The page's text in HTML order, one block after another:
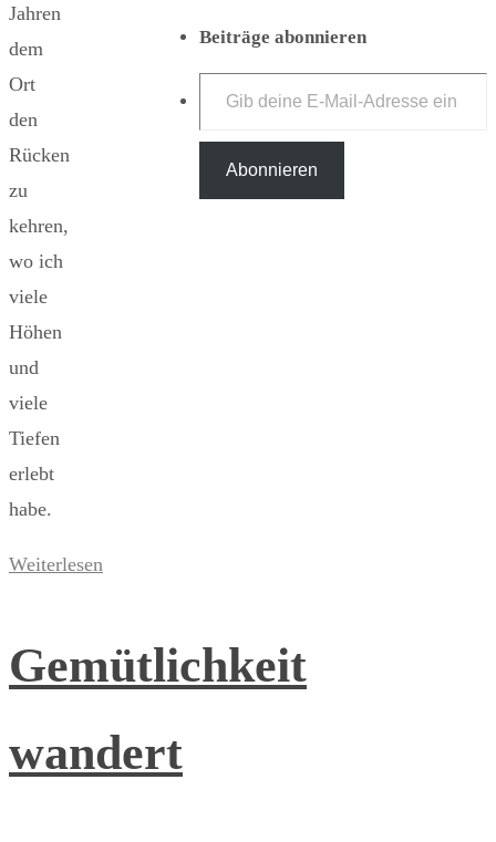
Jahren
dem
Ort
den
Rücken
zu
kehren,
wo ich
viele
Höhen
und
viele
Tiefen
erlebt
habe.
Weiterlesen
Gemütlichkeit
wandert
Beiträge abonnieren
Gib deine E-Mail-Adresse ein ...
Abonnieren